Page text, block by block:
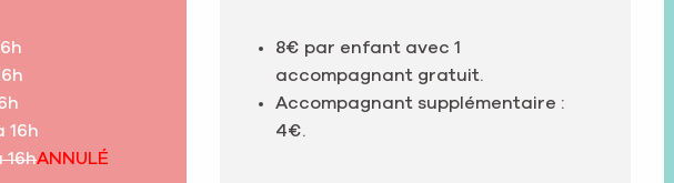
16h
16hANNULÉ
8€ par enfant avec 1
accompagnant gratuit.
Accompagnant supplémentaire :
4€.